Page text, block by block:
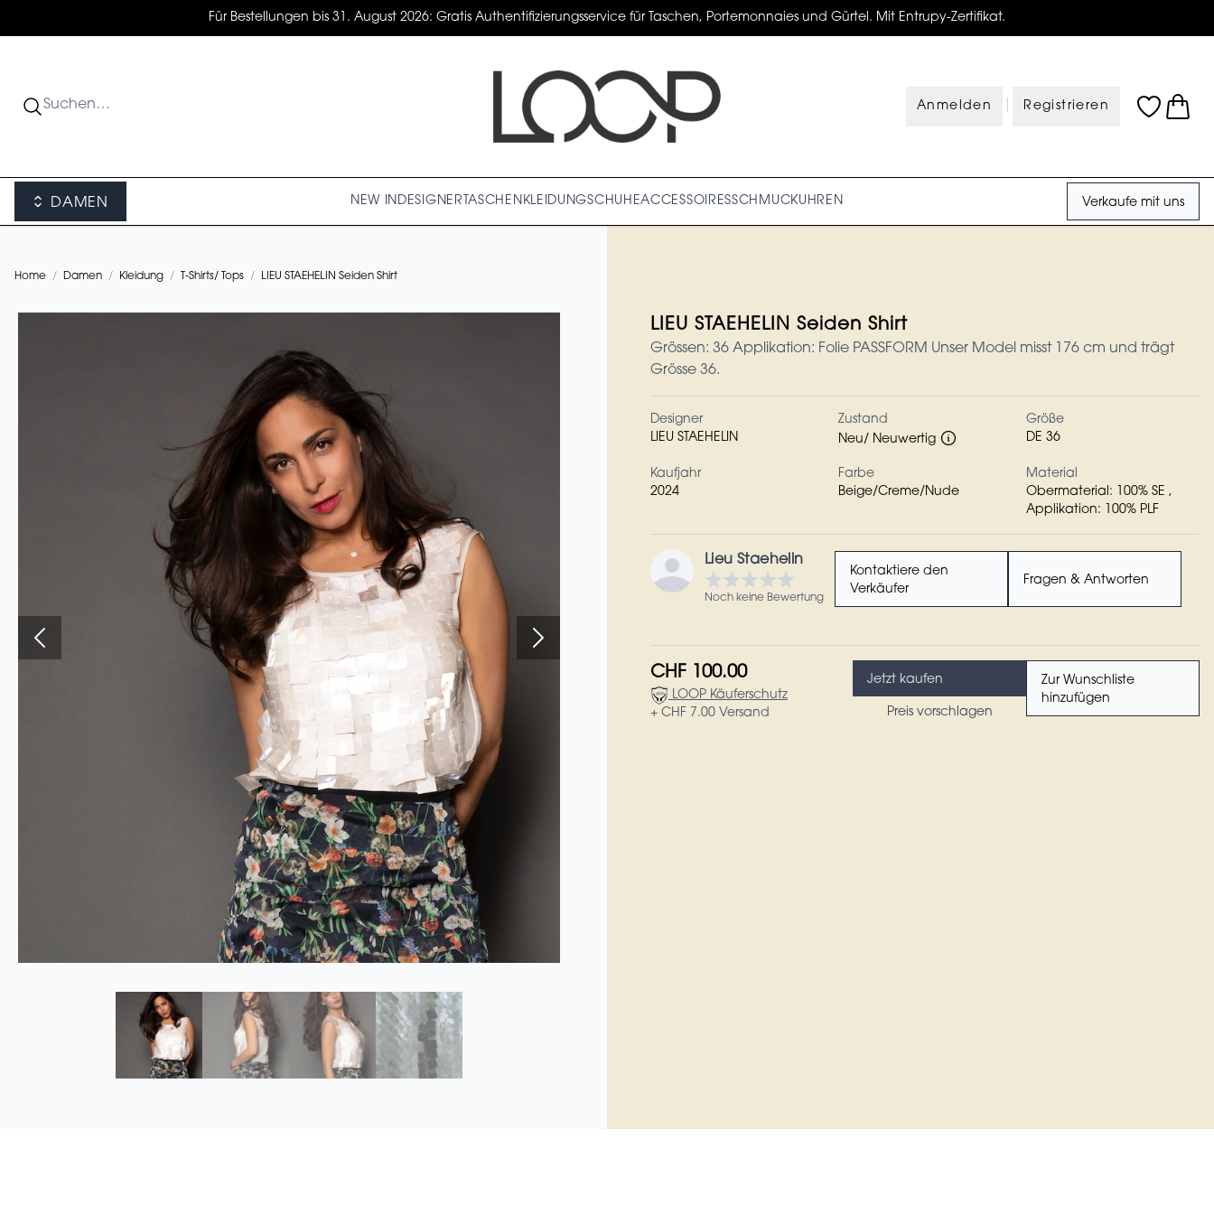
Für Bestellungen bis 31. August 2026: Gratis Authentifizierungsservice für Taschen, Portemonnaies und Gürtel. Mit Entrupy-Zertifikat.
Anmelden Registrieren
DAMEN NEW INDESIGNER TASCHENKLEIDUNGSCHUHEACCESSOIRESSCHMUCKUHREN Verkaufe mit uns
Home / Damen / Kleidung / T-Shirts/ Tops / LIEU STAEHELIN Seiden Shirt
LIEU STAEHELIN Seiden Shirt
Grössen: 36 Applikation: Folie PASSFORM Unser Model misst 176 cm und trägt
Grösse 36.
Designer
LIEU STAEHELIN
Zustand
Neu/ Neuwertig
Größe
DE 36
Kaufjahr
2024
Farbe
Beige/Creme/Nude
Material
Obermaterial: 100% SE ,
Applikation: 100% PLF
Lieu Staehelin
Noch keine Bewertung
Kontaktiere den
Verkäufer
Fragen & Antworten
CHF 100.00
LOOP Käuferschutz
+ CHF 7.00 Versand
Jetzt kaufen
Preis vorschlagen
Zur Wunschliste
hinzufügen